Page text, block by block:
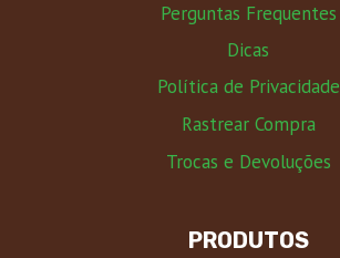
Perguntas Frequentes
Dicas
Política de Privacidade
Rastrear Compra
Trocas e Devoluções
PRODUTOS